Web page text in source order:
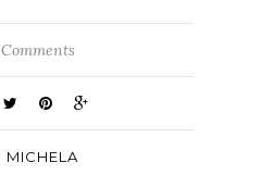
Comments
MICHELA